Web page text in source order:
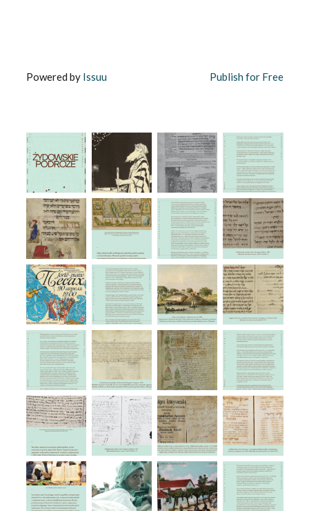
Powered by Issuu Publish for Free